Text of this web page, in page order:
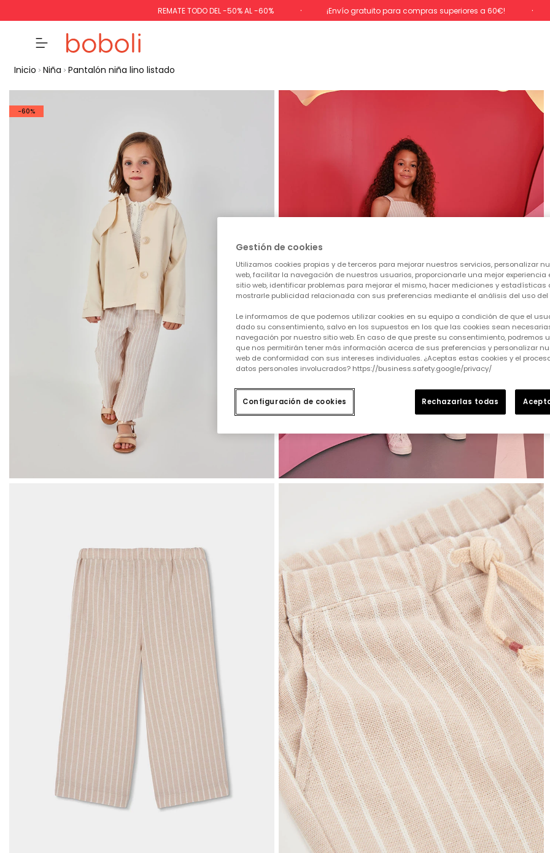
REMATE TODO DEL -50% AL -60% ¡Envío gratuito para compras superiores a 60€!
Inicio Niña Pantalón niña lino listado
-60%
Gestión de cookies
Utilizamos cookies propias y de terceros para mejorar nuestros servicios, personalizar
web, facilitar la navegación de nuestros usuarios, proporcionarle una mejor experiencia
sitio web, identificar problemas para mejorar el mismo, hacer mediciones y estadísticas
mostrarle publicidad relacionada con sus preferencias mediante el análisis del uso del
Le informamos de que podemos utilizar cookies en su equipo a condición de que el
dado su consentimiento, salvo en los supuestos en los que las cookies sean
navegación por nuestro sitio web. En caso de que preste su consentimiento, podremos
que nos permitirán tener más información acerca de sus preferencias y personalizar
web de conformidad con sus intereses individuales. ¿Aceptas estas cookies y el
datos personales involucrados? https://business.safety.google/privacy/
Configuración de cookies Rechazarlas todas